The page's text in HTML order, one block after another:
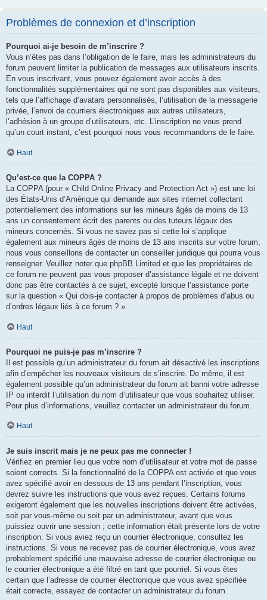
Problèmes de connexion et d’inscription
Pourquoi ai-je besoin de m’inscrire ?
Vous n’êtes pas dans l’obligation de le faire, mais les administrateurs du
forum peuvent limiter la publication de messages aux utilisateurs inscrits.
En vous inscrivant, vous pouvez également avoir accès à des
fonctionnalités supplémentaires qui ne sont pas disponibles aux visiteurs,
tels que l’affichage d’avatars personnalisés, l’utilisation de la messagerie
privée, l’envoi de courriers électroniques aux autres utilisateurs,
l’adhésion à un groupe d’utilisateurs, etc. L’inscription ne vous prend
qu’un court instant, c’est pourquoi nous vous recommandons de le faire.
Haut
Qu’est-ce que la COPPA ?
La COPPA (pour « Child Online Privacy and Protection Act ») est une loi
des États-Unis d’Amérique qui demande aux sites internet collectant
potentiellement des informations sur les mineurs âgés de moins de 13
ans un consentement écrit des parents ou des tuteurs légaux des
mineurs concernés. Si vous ne savez pas si cette loi s’applique
également aux mineurs âgés de moins de 13 ans inscrits sur votre forum,
nous vous conseillons de contacter un conseiller juridique qui pourra vous
renseigner. Veuillez noter que phpBB Limited et que les propriétaires de
ce forum ne peuvent pas vous proposer d’assistance légale et ne doivent
donc pas être contactés à ce sujet, excepté lorsque l’assistance porte
sur la question « Qui dois-je contacter à propos de problèmes d’abus ou
d’ordres légaux liés à ce forum ? ».
Haut
Pourquoi ne puis-je pas m’inscrire ?
Il est possible qu’un administrateur du forum ait désactivé les inscriptions
afin d’empêcher les nouveaux visiteurs de s’inscrire. De même, il est
également possible qu’un administrateur du forum ait banni votre adresse
IP ou interdit l’utilisation du nom d’utilisateur que vous souhaitez utiliser.
Pour plus d’informations, veuillez contacter un administrateur du forum.
Haut
Je suis inscrit mais je ne peux pas me connecter !
Vérifiez en premier lieu que votre nom d’utilisateur et votre mot de passe
soient corrects. Si la fonctionnalité de la COPPA est activée et que vous
avez spécifié avoir en dessous de 13 ans pendant l’inscription, vous
devrez suivre les instructions que vous avez reçues. Certains forums
exigeront également que les nouvelles inscriptions doivent être activées,
soit par vous-même ou soit par un administrateur, avant que vous
puissiez ouvrir une session ; cette information était présente lors de votre
inscription. Si vous aviez reçu un courrier électronique, consultez les
instructions. Si vous ne recevez pas de courrier électronique, vous avez
probablement spécifié une mauvaise adresse de courrier électronique ou
le courrier électronique a été filtré en tant que pourriel. Si vous êtes
certain que l’adresse de courrier électronique que vous avez spécifiée
était correcte, essayez de contacter un administrateur du forum.